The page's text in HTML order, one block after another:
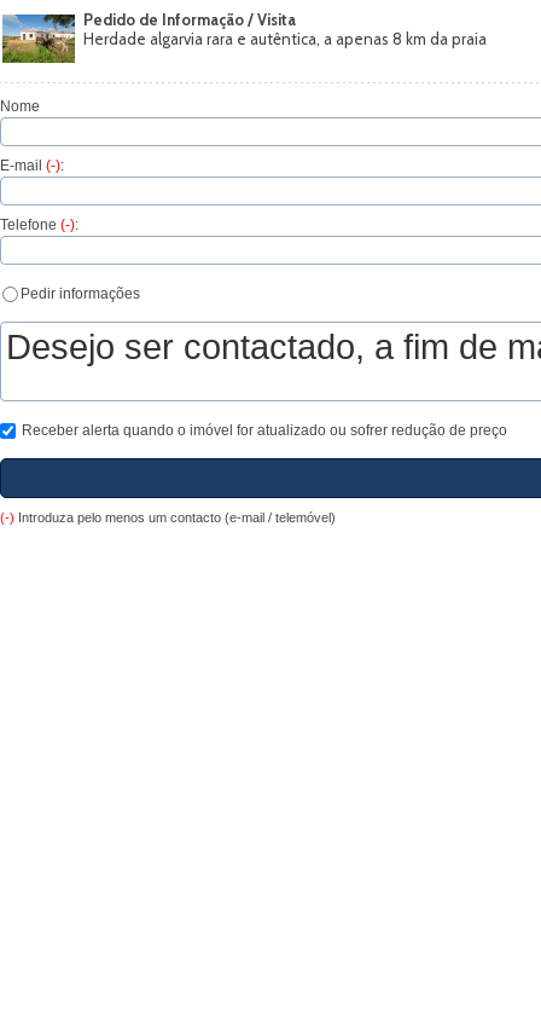
Pedido de Informação / Visita
Herdade algarvia rara e autêntica, a apenas 8 km da praia
Nome
E-mail (-):
Telefone (-):
Pedir informações
Receber alerta quando o imóvel for atualizado ou sofrer redução de preço
(-) Introduza pelo menos um contacto (e-mail / telemóvel)